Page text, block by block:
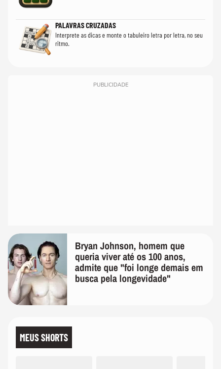
PALAVRAS CRUZADAS
Interprete as dicas e monte o tabuleiro letra por letra, no seu
ritmo.
PUBLICIDADE
Bryan Johnson, homem que
queria viver até os 100 anos,
admite que "foi longe demais em
busca pela longevidade"
MEUS SHORTS